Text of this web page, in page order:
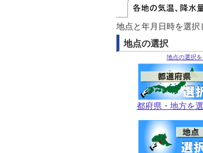
地点と年月日時を選択
地点の選択
地点の選択
都府県・地方を